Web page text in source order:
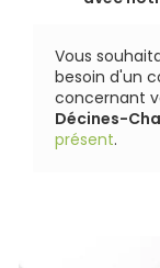
Vous
besoin d'un
concernant
Décines-
présent.